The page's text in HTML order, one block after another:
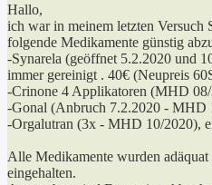
Hallo,
ich war in meinem letzten Versuch
folgende Medikamente günstig
-Synarela (geöffnet 5.2.2020 und
immer gereinigt . 40€ (Neupreis
-Crinone 4 Applikatoren (MHD
-Gonal (Anbruch 7.2.2020 - MHD
-Orgalutran (3x - MHD 10/2020),
Alle Medikamente wurden
eingehalten.